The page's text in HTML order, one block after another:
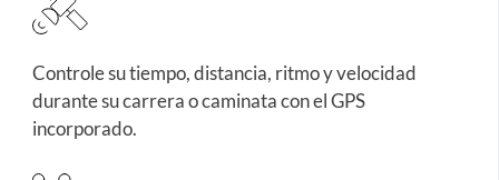
Controle su tiempo, distancia, ritmo y velocidad
durante su carrera o caminata con el GPS
incorporado.